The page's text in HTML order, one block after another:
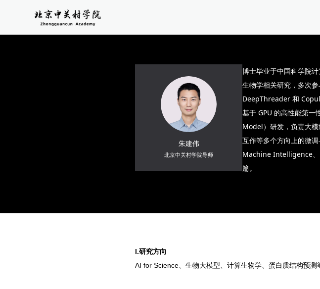
朱建伟
北京中关村学院导师
博士毕业于中国科学院
生物学相关研究，多次
DeepThreader 和
基于 GPU 的高性能第
Model）研发，负责大
互作等多个方向上的微
Machine Intelligence、
篇。
I.研究方向
AI for Science、生物大模型、计算生物学、蛋白质结构预测